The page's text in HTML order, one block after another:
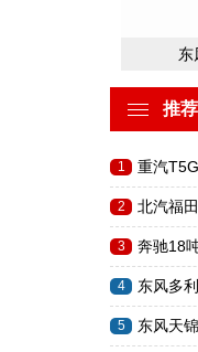
东
推
1 重汽
2 北汽福
3 奔驰18
4 东风多
5 东风天